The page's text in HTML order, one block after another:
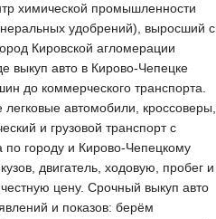
химической промышленности
удобрений), выросший с
Кировской агломерации
выкуп авто в Кирово-Чепецке
до коммерческого транспорта.
автомобили, кроссоверы,
и грузовой транспорт с
городу и Кирово-Чепецкому
двигатель, ходовую, пробег и
цену. Срочный выкуп авто
и показов: берём